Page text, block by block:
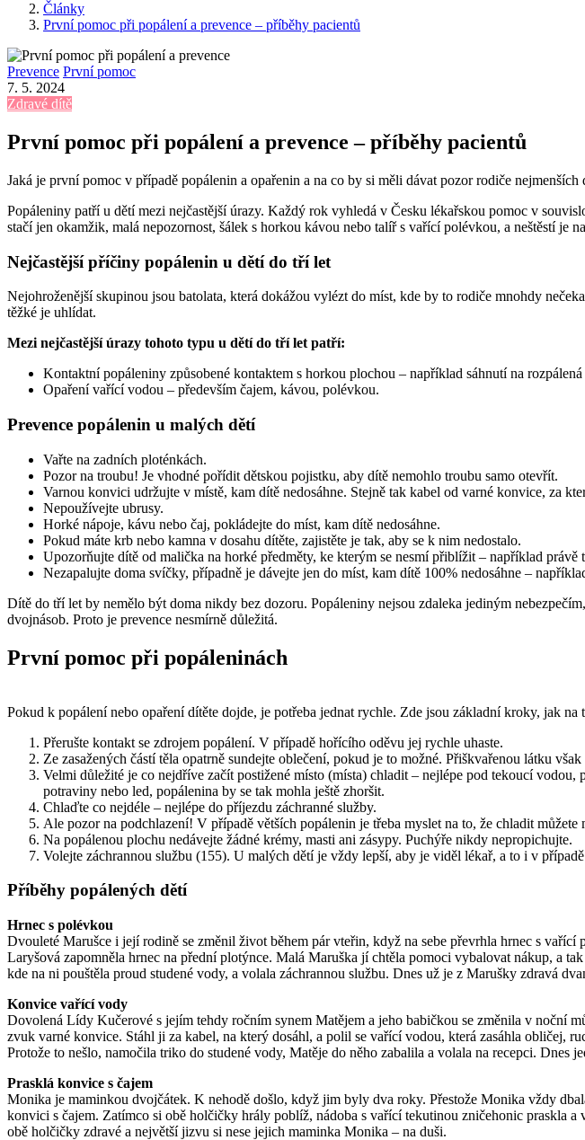
Články
První pomoc při popálení a prevence – příběhy pacientů
Prevence První pomoc
7. 5. 2024
Zdravé dítě
První pomoc při popálení a prevence – příběhy pacientů
Jaká je první pomoc v případě popálenin a opařenin a na co by si měli dávat pozor rodiče nejmenších
Popáleniny patří u dětí mezi nejčastější úrazy. Každý rok vyhledá v Česku lékařskou pomoc v
stačí jen okamžik, malá nepozornost, šálek s horkou kávou nebo talíř s vařící polévkou, a neštěstí je
Nejčastější příčiny popálenin u dětí do tří let
Nejohroženější skupinou jsou batolata, která dokážou vylézt do míst, kde by to rodiče mnohdy
těžké je uhlídat.
Mezi nejčastější úrazy tohoto typu u dětí do tří let patří:
Kontaktní popáleniny způsobené kontaktem s horkou plochou – například sáhnutí na
Opaření vařící vodou – především čajem, kávou, polévkou.
Prevence popálenin u malých dětí
Vařte na zadních ploténkách.
Pozor na troubu! Je vhodné pořídit dětskou pojistku, aby dítě nemohlo troubu samo otevřít.
Varnou konvici udržujte v místě, kam dítě nedosáhne. Stejně tak kabel od varné konvice, za
Nepoužívejte ubrusy.
Horké nápoje, kávu nebo čaj, pokládejte do míst, kam dítě nedosáhne.
Pokud máte krb nebo kamna v dosahu dítěte, zajistěte je tak, aby se k nim nedostalo.
Upozorňujte dítě od malička na horké předměty, ke kterým se nesmí přiblížit – například právě
Nezapalujte doma svíčky, případně je dávejte jen do míst, kam dítě 100% nedosáhne –
Dítě do tří let by nemělo být doma nikdy bez dozoru. Popáleniny nejsou zdaleka jediným
dvojnásob. Proto je prevence nesmírně důležitá.
První pomoc při popáleninách
Pokud k popálení nebo opaření dítěte dojde, je potřeba jednat rychle. Zde jsou základní kroky, jak na
Přerušte kontakt se zdrojem popálení. V případě hořícího oděvu jej rychle uhaste.
Ze zasažených částí těla opatrně sundejte oblečení, pokud je to možné. Přiškvařenou látku
Velmi důležité je co nejdříve začít postižené místo (místa) chladit – nejlépe pod tekoucí
potraviny nebo led, popálenina by se tak mohla ještě zhoršit.
Chlaďte co nejdéle – nejlépe do příjezdu záchranné služby.
Ale pozor na podchlazení! V případě větších popálenin je třeba myslet na to, že chladit
Na popálenou plochu nedávejte žádné krémy, masti ani zásypy. Puchýře nikdy nepropichujte.
Volejte záchrannou službu (155). U malých dětí je vždy lepší, aby je viděl lékař, a to i v
Příběhy popálených dětí
Hrnec s polévkou
Dvouleté Marušce i její rodině se změnil život během pár vteřin, když na sebe převrhla hrnec s
Laryšová zapomněla hrnec na přední plotýnce. Malá Maruška jí chtěla pomoci vybalovat nákup, a
kde na ni pouštěla proud studené vody, a volala záchrannou službu. Dnes už je z Marušky zdravá
Konvice vařící vody
Dovolená Lídy Kučerové s jejím tehdy ročním synem Matějem a jeho babičkou se změnila v noční
zvuk varné konvice. Stáhl ji za kabel, na který dosáhl, a polil se vařící vodou, která zasáhla obličej,
Protože to nešlo, namočila triko do studené vody, Matěje do něho zabalila a volala na recepci.
Prasklá konvice s čajem
Monika je maminkou dvojčátek. K nehodě došlo, když jim byly dva roky. Přestože Monika vždy
konvici s čajem. Zatímco si obě holčičky hrály poblíž, nádoba s vařící tekutinou zničehonic praskla
obě holčičky zdravé a největší jizvu si nese jejich maminka Monika – na duši.